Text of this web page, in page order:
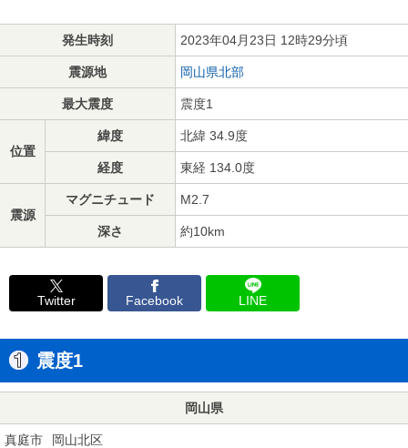
発生時刻 2023年04月23日 12時29分頃
震源地 岡山県北部
最大震度 震度1
位置
緯度 北緯 34.9度
経度 東経 134.0度
震源
マグニチュード M2.7
深さ 約10km
Twitter Facebook LINE
震度1
岡山県
真庭市 岡山北区